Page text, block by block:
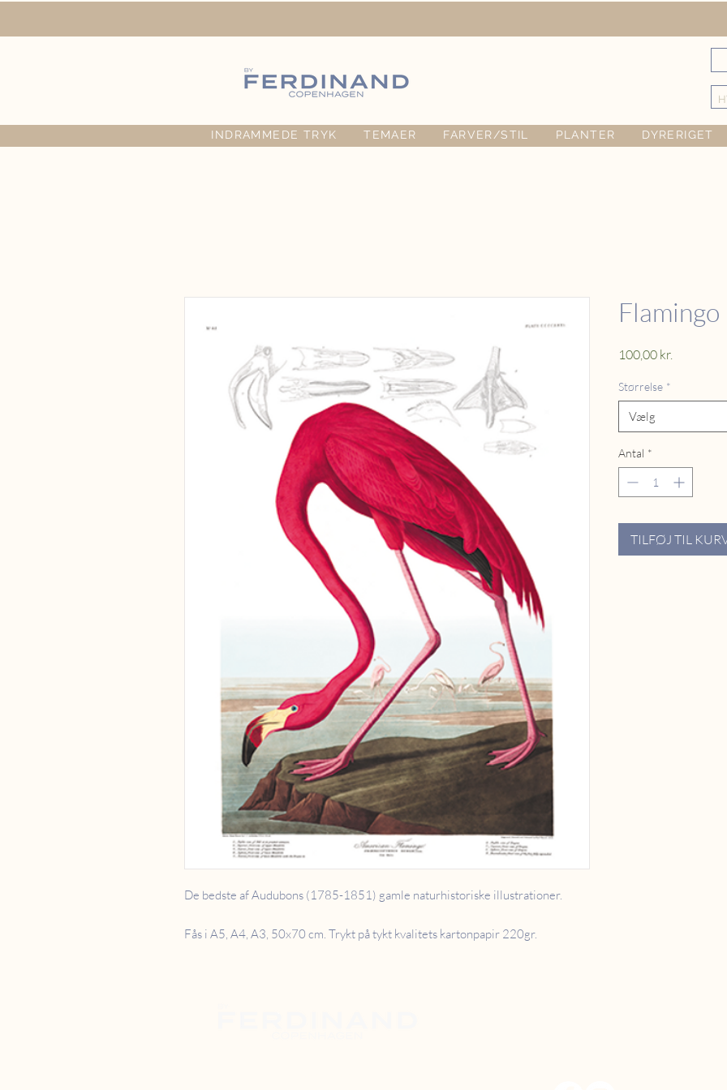
INDRAMMEDE TRYK TEMAER FARVER/STIL PLANTER DYRERIGET
De bedste af Audubons (1785-1851) gamle naturhistoriske illustrationer.
Fås i A5, A4, A3, 50x70 cm. Trykt på tykt kvalitets kartonpapir 220gr.
Flamingo
100,00 kr.
Størrelse *
Vælg
Antal *
TILFØJ TIL